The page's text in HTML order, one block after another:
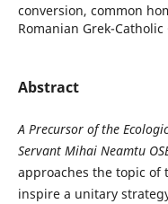
conversion, common
Romanian Grek-Catholic
Abstract
A Precursor of the
Servant Mihai Neamtu
approaches the topic
inspire a unitary